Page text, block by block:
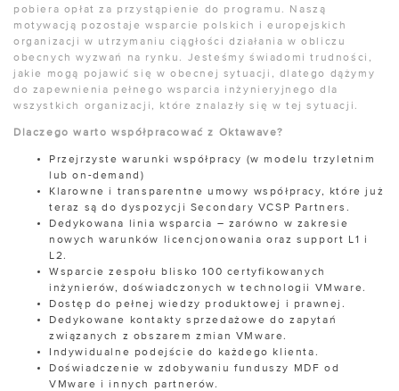
pobiera opłat za przystąpienie do programu. Naszą
motywacją pozostaje wsparcie polskich i europejskich
organizacji w utrzymaniu ciągłości działania w obliczu
obecnych wyzwań na rynku. Jesteśmy świadomi trudności,
jakie mogą pojawić się w obecnej sytuacji, dlatego dążymy
do zapewnienia pełnego wsparcia inżynieryjnego dla
wszystkich organizacji, które znalazły się w tej sytuacji.
Dlaczego warto współpracować z Oktawave?
Przejrzyste warunki współpracy (w modelu trzyletnim
lub on-demand)
Klarowne i transparentne umowy współpracy, które już
teraz są do dyspozycji Secondary VCSP Partners.
Dedykowana linia wsparcia – zarówno w zakresie
nowych warunków licencjonowania oraz support L1 i
L2.
Wsparcie zespołu blisko 100 certyfikowanych
inżynierów, doświadczonych w technologii VMware.
Dostęp do pełnej wiedzy produktowej i prawnej.
Dedykowane kontakty sprzedażowe do zapytań
związanych z obszarem zmian VMware.
Indywidualne podejście do każdego klienta.
Doświadczenie w zdobywaniu funduszy MDF od
VMware i innych partnerów.